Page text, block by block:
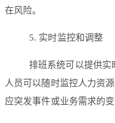
在风险。
5. 实时监控和调整
排班系统可以提供实
人员可以随时监控人力资
应突发事件或业务需求的变